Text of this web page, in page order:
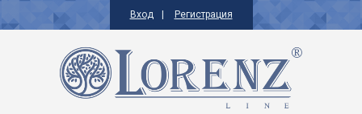
Вход Регистрация